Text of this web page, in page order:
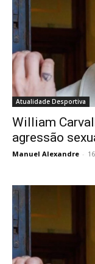
Atualidade Desportiva
William
agressão
Manuel Alexandre -